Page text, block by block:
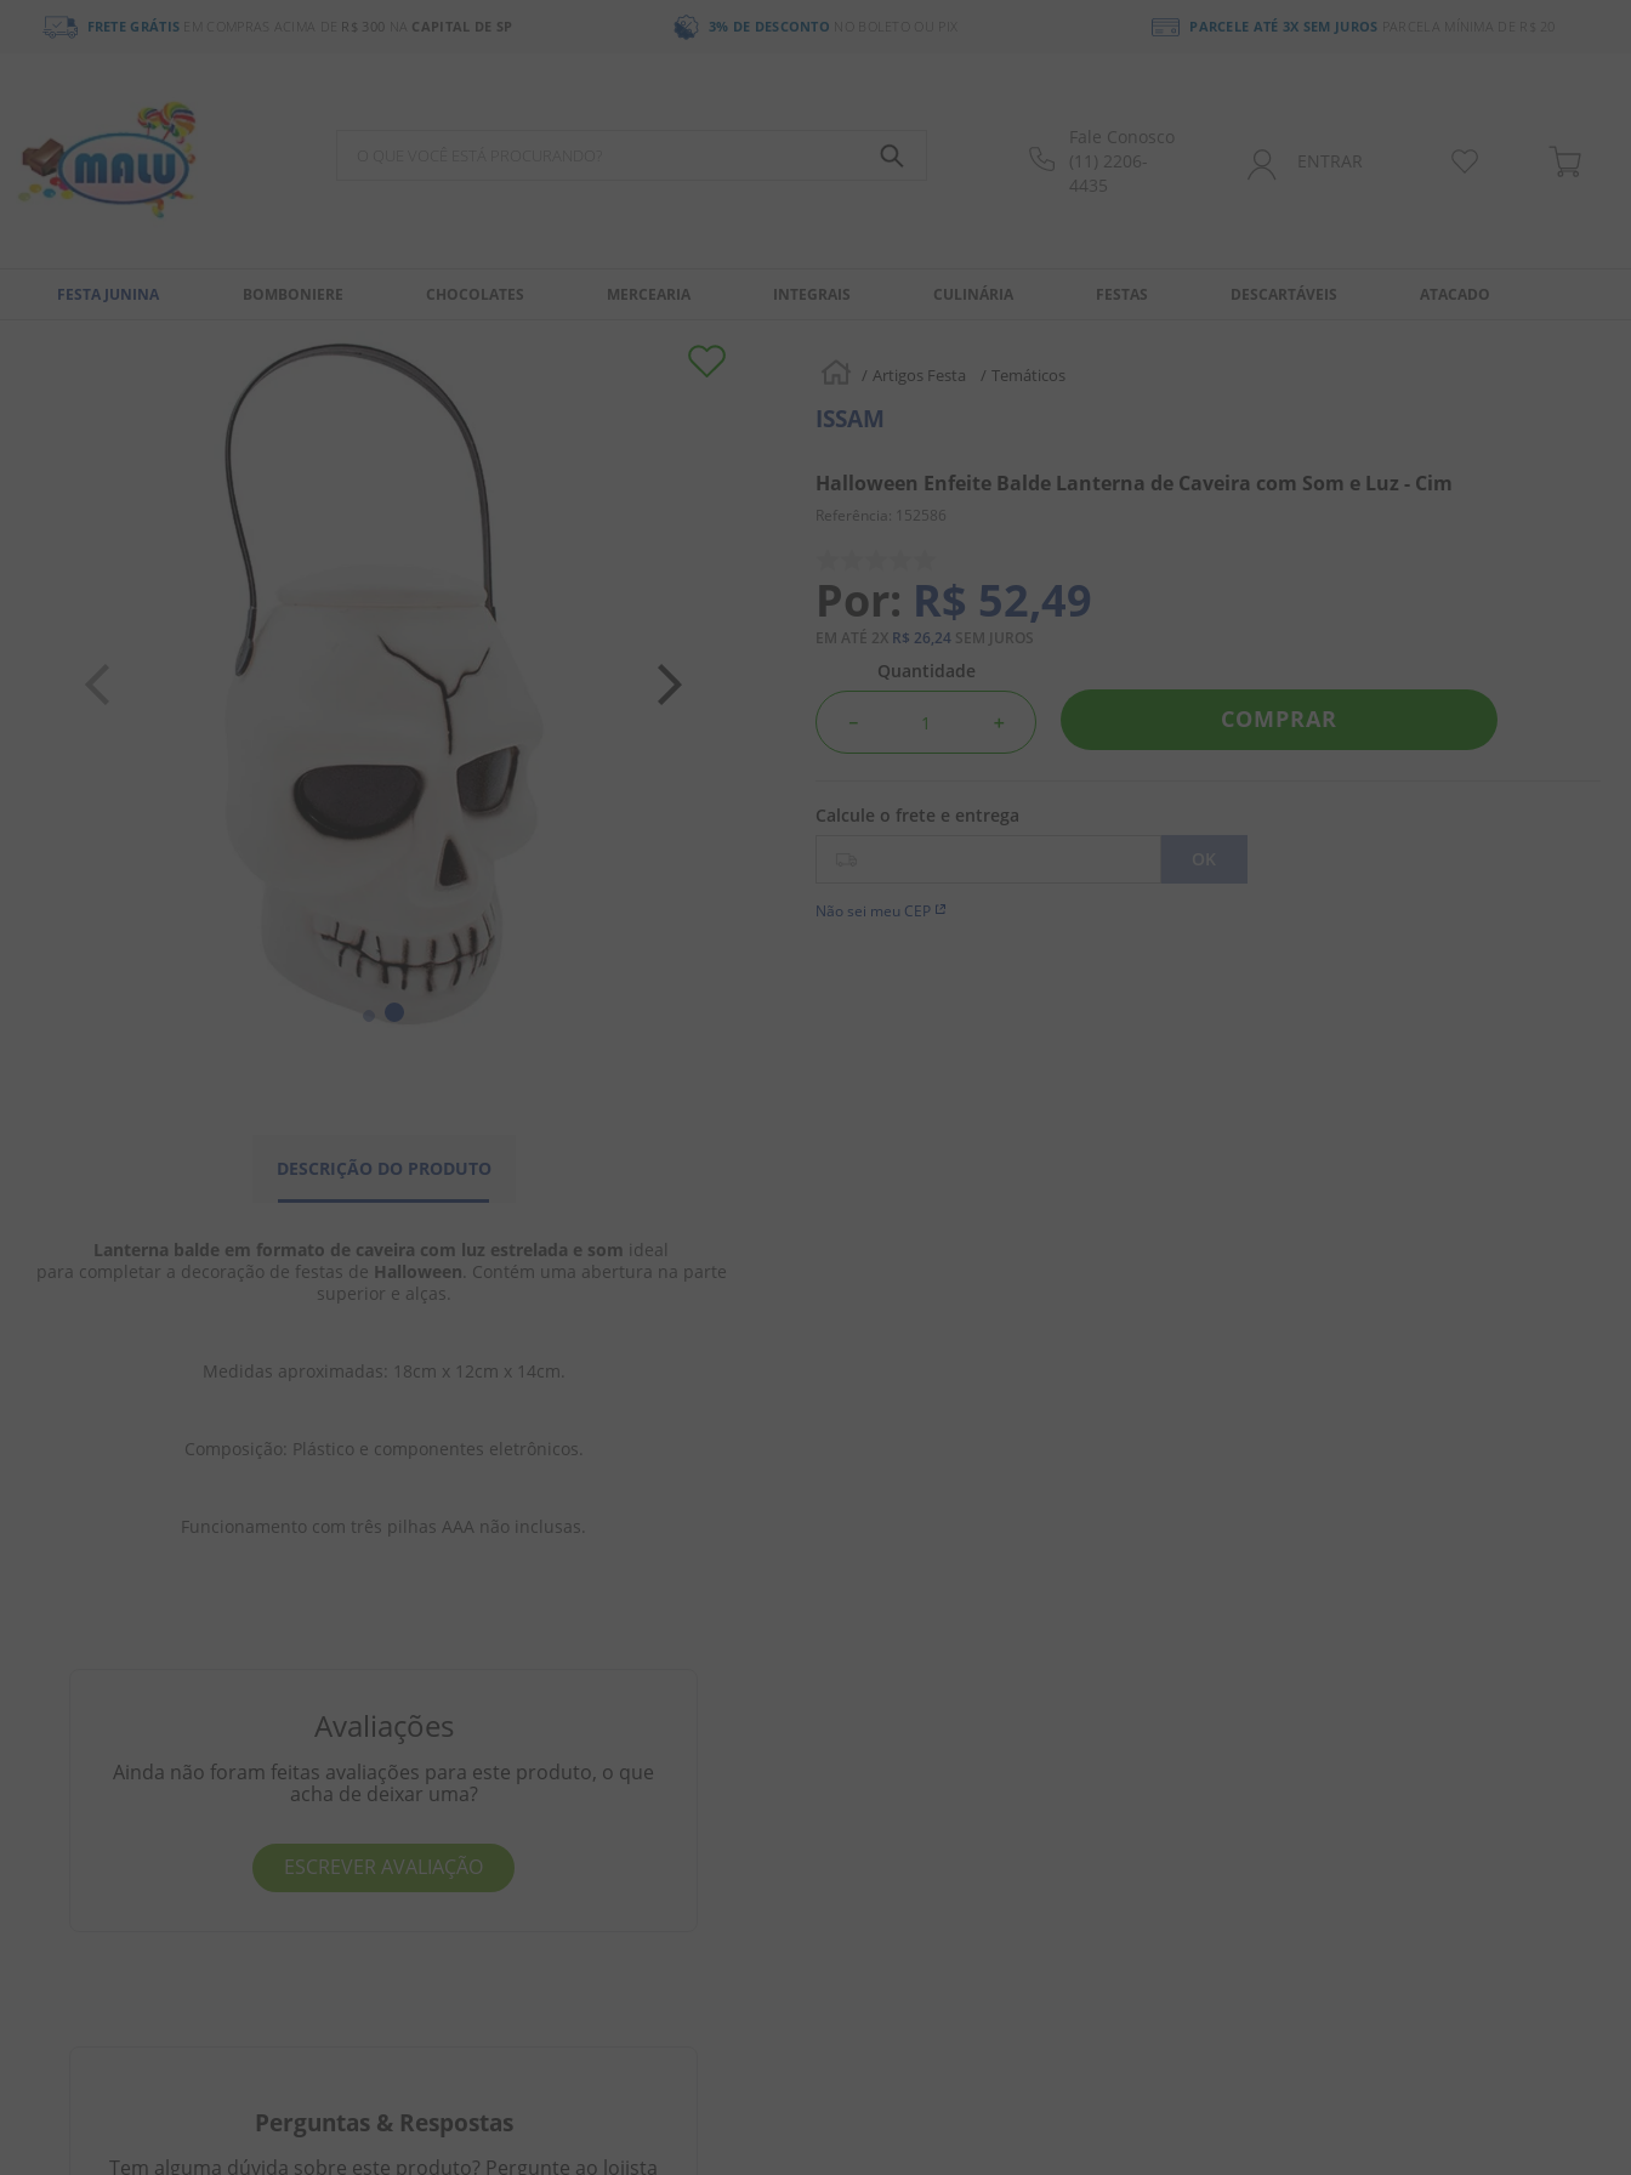
FRETE GRÁTIS EM COMPRAS ACIMA DE R$ 300 CAPITAL DE SP 3% DE DESCONTO PARCELE ATÉ 3X SEM JUROS PARCELA MÍNIMA DE R$ 20
Fale Conosco
(11) 2206-
4435
ENTRAR
FESTA JUNINA BOMBONIERE CHOCOLATES MERCEARIA INTEGRAIS CULINÁRIA FESTAS DESCARTÁVEIS ATACADO
DESCRIÇÃO DO PRODUTO
Lanterna balde em formato de caveira com luz estrelada e som ideal
para completar a decoração de festas de Halloween. Contém uma abertura na parte
superior e alças.
Medidas aproximadas: 18cm x 12cm x 14cm.
Composição: Plástico e componentes eletrônicos.
Funcionamento com três pilhas AAA não inclusas.
Avaliações
Ainda não foram feitas avaliações para este produto, o que
acha de deixar uma?
ESCREVER AVALIAÇÃO
Perguntas & Respostas
Tem alguma dúvida sobre este produto? Pergunte ao lojista
Artigos Festa Temáticos
ISSAM
Halloween Enfeite Balde Lanterna de Caveira com Som e Luz - Cim
Referência : 152586
R$ 52,49
EM ATÉ 2X R$ 26,24 SEM JUROS
Quantidade
＋
－ COMPRAR
Não sei meu CEP
TERMOS MAIS BUSCADOS
2º
férias 2026
amendoim
salgadinho